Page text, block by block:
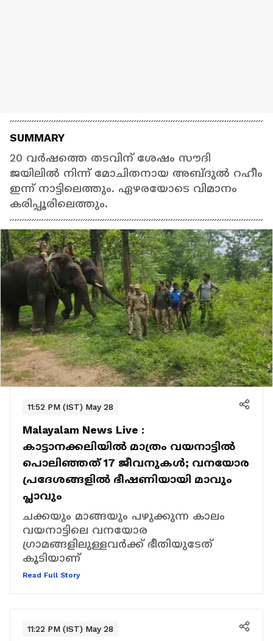
SUMMARY
20 വർഷത്തെ തടവിന് ശേഷം സൗദി
ജയിലിൽ നിന്ന് മോചിതനായ അബ്ദുൽ റഹീം
ഇന്ന് നാട്ടിലെത്തും. ഏഴരയോടെ വിമാനം
കരിപ്പൂരിലെത്തും.
11:52 PM (IST) May 28
Malayalam News Live :
കാട്ടാനക്കലിയില്‍ മാത്രം വയനാട്ടില്‍
പൊലിഞ്ഞത് 17 ജീവനുകള്‍; വനയോര
പ്രദേശങ്ങളില്‍ ഭീഷണിയായി മാവും
പ്ലാവും
ചക്കയും മാങ്ങയും പഴുക്കുന്ന കാലം
വയനാട്ടിലെ വനയോര
ഗ്രാമങ്ങളിലുള്ളവര്‍ക്ക് ഭീതിയുടേത്
കൂടിയാണ്
Read Full Story
11:22 PM (IST) May 28